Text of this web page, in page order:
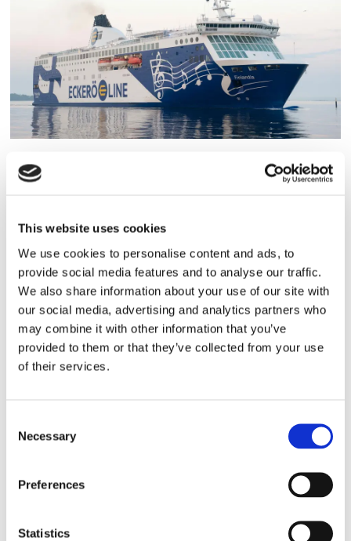
This website uses cookies
We use cookies to personalise content and ads, to
provide social media features and to analyse our traffic.
We also share information about your use of our site with
our social media, advertising and analytics partners who
may combine it with other information that you’ve
provided to them or that they’ve collected from your use
of their services.
Selection
Necessary
Preferences
Statistics
Eckerö tyngs av höga
frakten fortsätter växa
Storaffären: Kongsberg
Maritime köper Berg